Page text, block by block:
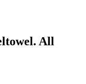
All